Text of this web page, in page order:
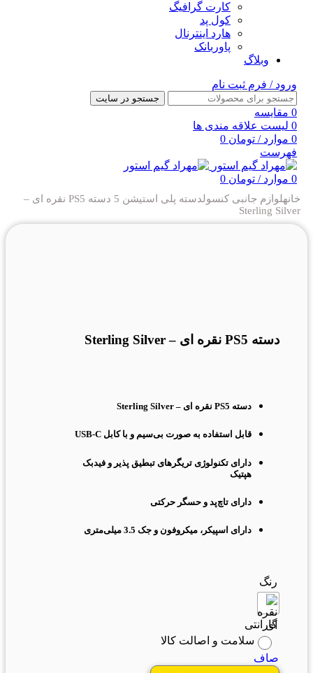
کارت گرافیگ
کول پد
هارد اینترنال
پاوربانک
وبلاگ
ورود / فرم ثبت نام
جستجو در سایت
0 مقایسه
0 لیست علاقه مندی ها
0 موارد / تومان
فهرست
0 موارد / تومان
خانهلوازم جانبی کنسولدسته پلی استیشن 5
دسته PS5 نقره ای –
Sterling Silver
دسته PS5 نقره ای – Sterling Silver
دسته PS5 نقره ای – Sterling Silver
قابل استفاده به صورت بی‌سیم و با کابل USB-C
دارای تکنولوژی تریگرهای تبطیق پذیر و فیدبک
هپتیک
دارای تاچ‌پد و حسگر حرکتی
دارای اسپیکر، میکروفون و جک 3.5 میلی‌متری
رنگ
گارانتی
سلامت و اصالت کالا
صاف